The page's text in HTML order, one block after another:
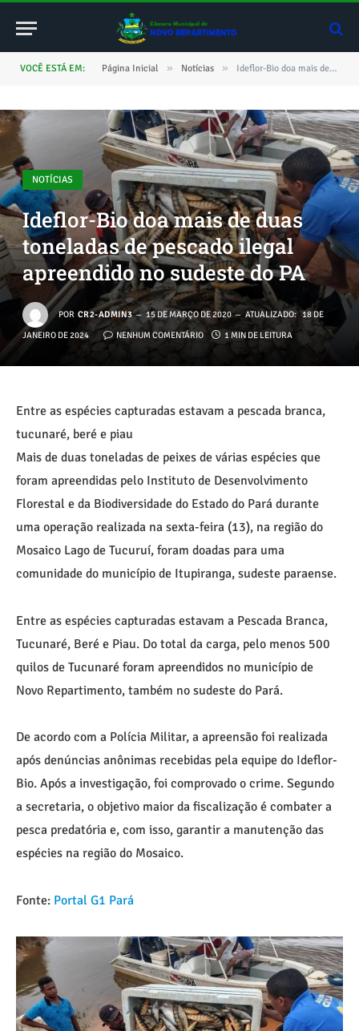
VOCÊ ESTÁ EM: Página Inicial » Notícias » Ideflor-Bio doa mais de duas toneladas de pescado ilegal apreendido no sudeste do PA
NOTÍCIAS
Ideflor-Bio doa mais de duas
toneladas de pescado ilegal
apreendido no sudeste do PA
POR CR2-ADMIN3 15 DE MARÇO DE 2020 ATUALIZADO: 18 DE
JANEIRO DE 2024 NENHUM COMENTÁRIO 1 MIN DE LEITURA
Entre as espécies capturadas estavam a pescada branca,
tucunaré, beré e piau
Mais de duas toneladas de peixes de várias espécies que
foram apreendidas pelo Instituto de Desenvolvimento
Florestal e da Biodiversidade do Estado do Pará durante
uma operação realizada na sexta-feira (13), na região do
Mosaico Lago de Tucuruí, foram doadas para uma
comunidade do município de Itupiranga, sudeste paraense.
Entre as espécies capturadas estavam a Pescada Branca,
Tucunaré, Beré e Piau. Do total da carga, pelo menos 500
quilos de Tucunaré foram apreendidos no município de
Novo Repartimento, também no sudeste do Pará.
De acordo com a Polícia Militar, a apreensão foi realizada
após denúncias anônimas recebidas pela equipe do Ideflor-
Bio. Após a investigação, foi comprovado o crime. Segundo
a secretaria, o objetivo maior da fiscalização é combater a
pesca predatória e, com isso, garantir a manutenção das
espécies na região do Mosaico.
Fonte: Portal G1 Pará